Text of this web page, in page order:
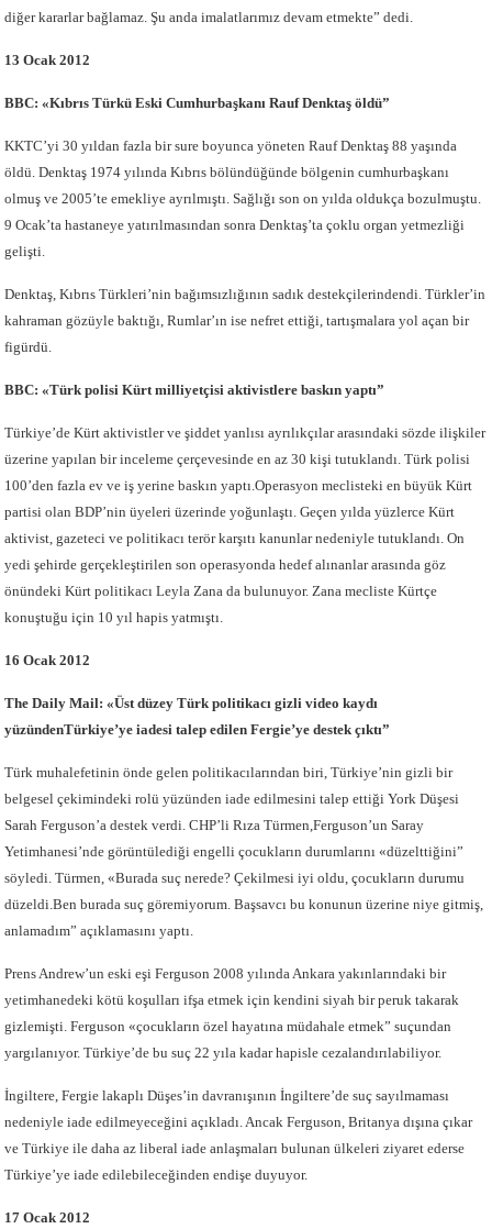
diğer kararlar bağlamaz. Şu anda imalatlarımız devam etmekte” dedi.
13 Ocak 2012
BBC: «Kıbrıs Türkü Eski Cumhurbaşkanı Rauf Denktaş öldü”
KKTC’yi 30 yıldan fazla bir sure boyunca yöneten Rauf Denktaş 88 yaşında
öldü. Denktaş 1974 yılında Kıbrıs bölündüğünde bölgenin cumhurbaşkanı
olmuş ve 2005’te emekliye ayrılmıştı. Sağlığı son on yılda oldukça bozulmuştu.
9 Ocak’ta hastaneye yatırılmasından sonra Denktaş’ta çoklu organ yetmezliği
gelişti.
Denktaş, Kıbrıs Türkleri’nin bağımsızlığının sadık destekçilerindendi. Türkler’in
kahraman gözüyle baktığı, Rumlar’ın ise nefret ettiği, tartışmalara yol açan bir
figürdü.
BBC: «Türk polisi Kürt milliyetçisi aktivistlere baskın yaptı”
Türkiye’de Kürt aktivistler ve şiddet yanlısı ayrılıkçılar arasındaki sözde ilişkiler
üzerine yapılan bir inceleme çerçevesinde en az 30 kişi tutuklandı. Türk polisi
100’den fazla ev ve iş yerine baskın yaptı.Operasyon meclisteki en büyük Kürt
partisi olan BDP’nin üyeleri üzerinde yoğunlaştı. Geçen yılda yüzlerce Kürt
aktivist, gazeteci ve politikacı terör karşıtı kanunlar nedeniyle tutuklandı. On
yedi şehirde gerçekleştirilen son operasyonda hedef alınanlar arasında göz
önündeki Kürt politikacı Leyla Zana da bulunuyor. Zana mecliste Kürtçe
konuştuğu için 10 yıl hapis yatmıştı.
16 Ocak 2012
The Daily Mail: «Üst düzey Türk politikacı gizli video kaydı
yüzündenTürkiye’ye iadesi talep edilen Fergie’ye destek çıktı”
Türk muhalefetinin önde gelen politikacılarından biri, Türkiye’nin gizli bir
belgesel çekimindeki rolü yüzünden iade edilmesini talep ettiği York Düşesi
Sarah Ferguson’a destek verdi. CHP’li Rıza Türmen,Ferguson’un Saray
Yetimhanesi’nde görüntülediği engelli çocukların durumlarını «düzelttiğini”
söyledi. Türmen, «Burada suç nerede? Çekilmesi iyi oldu, çocukların durumu
düzeldi.Ben burada suç göremiyorum. Başsavcı bu konunun üzerine niye gitmiş,
anlamadım” açıklamasını yaptı.
Prens Andrew’un eski eşi Ferguson 2008 yılında Ankara yakınlarındaki bir
yetimhanedeki kötü koşulları ifşa etmek için kendini siyah bir peruk takarak
gizlemişti. Ferguson «çocukların özel hayatına müdahale etmek” suçundan
yargılanıyor. Türkiye’de bu suç 22 yıla kadar hapisle cezalandırılabiliyor.
İngiltere, Fergie lakaplı Düşes’in davranışının İngiltere’de suç sayılmaması
nedeniyle iade edilmeyeceğini açıkladı. Ancak Ferguson, Britanya dışına çıkar
ve Türkiye ile daha az liberal iade anlaşmaları bulunan ülkeleri ziyaret ederse
Türkiye’ye iade edilebileceğinden endişe duyuyor.
17 Ocak 2012